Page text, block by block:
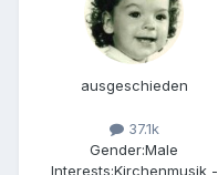
ausgeschieden
37.1k
Gender:Male
Interests:Kirchenmusik -